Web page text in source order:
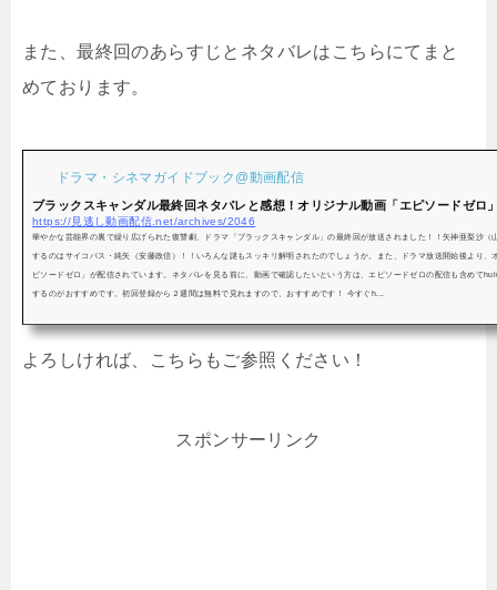
また、最終回のあらすじとネタバレはこちらにてまと
めております。
ドラマ・シネマガイドブック@動画配信
ブラックスキャンダル最終回ネタバレと感想！オリジナル動画「エピソードゼロ
https://見逃し動画配信.net/archives/2046
華やかな芸能界の裏で繰り広げられた復讐劇、ドラマ「ブラックスキャンダル」の最終回が放送されました！！矢神亜梨沙（
するのはサイコパス・純矢（安藤政信）！！いろんな謎もスッキリ解明されたのでしょうか。また、ドラマ放送開始後より、
ピソードゼロ」が配信されています。ネタバレを見る前に、動画で確認したいという方は、エピソードゼロの配信も含めて
するのがおすすめです。初回登録から２週間は無料で見れますので、おすすめです！ 今すぐh...
よろしければ、こちらもご参照ください！
スポンサーリンク